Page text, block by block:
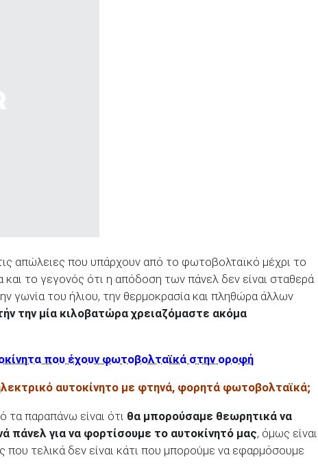
απώλειες που υπάρχουν από το φωτοβολταϊκό μέχρι το
και το γεγονός ότι η απόδοση των πάνελ δεν είναι σταθερά
γωνία του ήλιου, την θερμοκρασία και πληθώρα άλλων
την μία κιλοβατώρα χρειαζόμαστε ακόμα
που έχουν φωτοβολταϊκά στην οροφή
αυτοκίνητο με φτηνά, φορητά φωτοβολταϊκά;
παραπάνω είναι ότι θα μπορούσαμε θεωρητικά να
πάνελ για να φορτίσουμε το αυτοκίνητό μας, όμως είναι
τελικά δεν είναι κάτι που μπορούμε να εφαρμόσουμε